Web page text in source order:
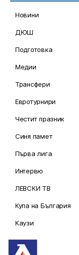
Новини
ДЮШ
Подготовка
Медии
Трансфери
Евротурнири
Честит празник
Синя памет
Първа лига
Интервю
ЛЕВСКИ ТВ
Купа на България
Каузи